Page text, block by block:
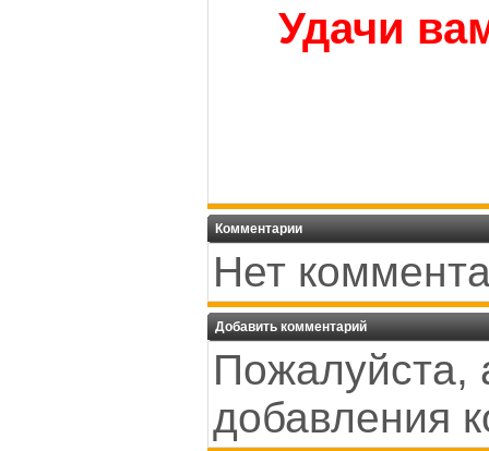
Удачи
Комментарии
Нет
Добавить комментарий
Пожалуйста,
добавления